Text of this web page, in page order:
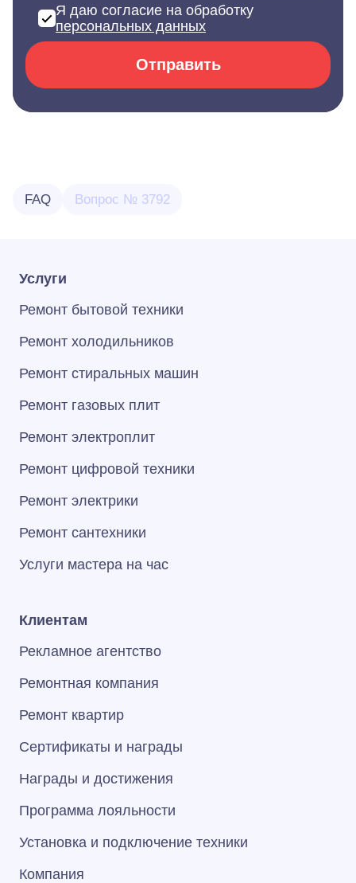
Я даю согласие на обработку
персональных данных
Отправить
FAQ Вопрос № 3792
Услуги
Ремонт бытовой техники
Ремонт холодильников
Ремонт стиральных машин
Ремонт газовых плит
Ремонт электроплит
Ремонт цифровой техники
Ремонт электрики
Ремонт сантехники
Услуги мастера на час
Клиентам
Рекламное агентство
Ремонтная компания
Ремонт квартир
Сертификаты и награды
Награды и достижения
Программа лояльности
Установка и подключение техники
Компания